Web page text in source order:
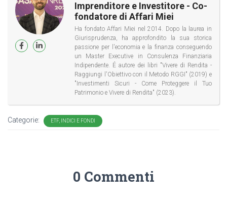
Imprenditore e Investitore - Co-
fondatore di Affari Miei
Ha fondato Affari Miei nel 2014. Dopo la laurea in
Giurisprudenza, ha approfondito la sua storica
passione per l'economia e la finanza conseguendo
un Master Executive in Consulenza Finanziaria
Indipendente. É autore dei libri "Vivere di Rendita -
Raggiungi l'Obiettivo con il Metodo RGGI" (2019) e
"Investimenti Sicuri - Come Proteggere il Tuo
Patrimonio e Vivere di Rendita" (2023).
Categorie: ETF, INDICI E FONDI
0 Commenti